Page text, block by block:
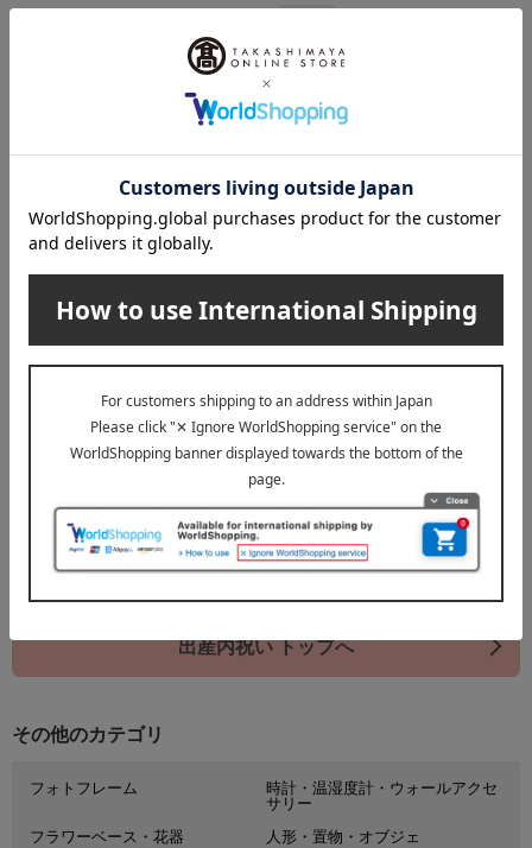
5,500
Atelier Junko（アトリエ ジュンコ）
アラベスク キャンドルホルダ
税込 4,400 円
~ 税込 11,000 円
1
8件 (1/1ページ）
出産内祝い トップへ
その他のカテゴリ
フォトフレーム 時計・温湿度計・ウォールアクセ
サリー
フラワーベース・花器
人形・置物・オブジェ